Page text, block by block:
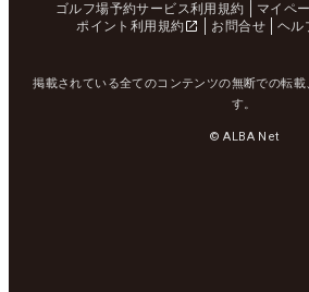
ゴルフ場予約サービス利用規約
マイペ
ポイント利用規約
お問合せ ヘル
掲載されている全てのコンテンツの無断での転
す。
© ALBA Net